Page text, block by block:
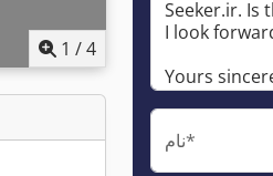
1 /4
نام*